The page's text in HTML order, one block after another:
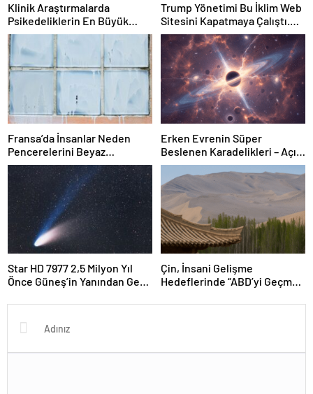
Klinik Araştırmalarda
Psikedeliklerin En Büyük
Etkisi Gözden Kaçıyor
Olabilir: İnsanların
Hedeflerini, Değerlerini,
Kariyerlerini ve İlişkilerini
Değiştiriyor Gibi
Görünüyorlar
Trump Yönetimi Bu İklim Web
Sitesini Kapatmaya Çalıştı.
Bilim Adamları Onu Tekrar
Çevrimiçi Hale Getirdi
Fransa’da İnsanlar Neden
Pencerelerini Beyaz
Tebeşirle Boyuyor?
Erken Evrenin Süper
Beslenen Karadelikleri – Açık
Bilim
Star HD 7977 2,5 Milyon Yıl
Önce Güneş’in Yanından Geçti
Yıldızlardaki Rahatsızlığı
Görebiliyoruz
Çin, İnsani Gelişme
Hedeflerinde “ABD’yi Geçme